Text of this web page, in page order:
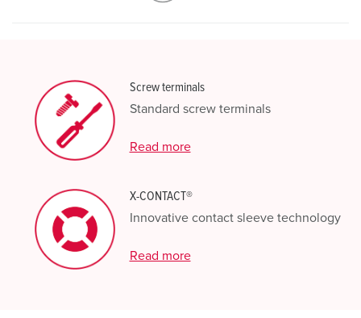
Screw terminals
Standard screw terminals
Read more
X-CONTACT®
Innovative contact sleeve technology
Read more